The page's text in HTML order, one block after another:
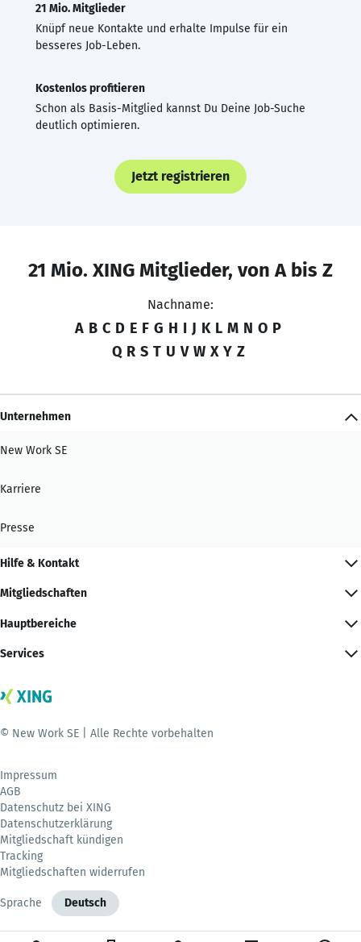
21 Mio. Mitglieder
Knüpf neue Kontakte und erhalte Impulse für ein
besseres Job-Leben.
Kostenlos profitieren
Schon als Basis-Mitglied kannst Du Deine Job-Suche
deutlich optimieren.
Jetzt registrieren
21 Mio. XING Mitglieder, von A bis Z
Nachname:
A B C D E F G H I J K L M N O P
Q R S T U V W X Y Z
Unternehmen
New Work SE
Karriere
Presse
Hilfe & Kontakt
Mitgliedschaften
Hauptbereiche
Services
© New Work SE | Alle Rechte vorbehalten
Impressum
AGB
Datenschutz bei XING
Datenschutzerklärung
Mitgliedschaft kündigen
Tracking
Mitgliedschaften widerrufen
Sprache Deutsch